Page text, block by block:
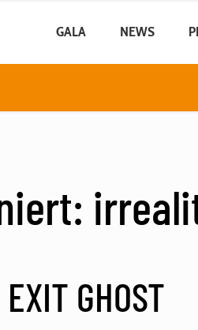
GALA NEWS
EXIT GHOST